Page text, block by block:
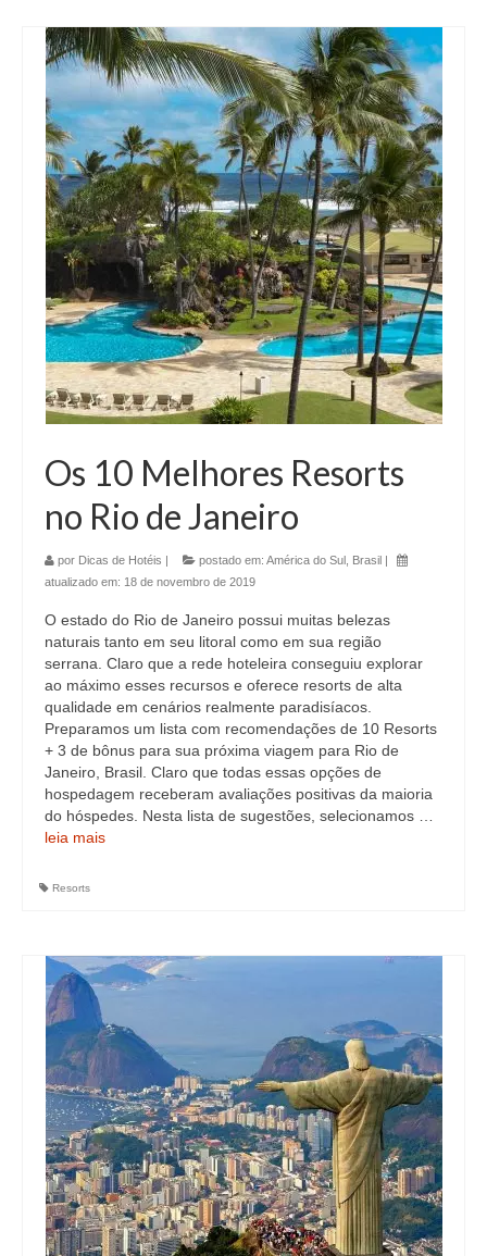
Os 10 Melhores Resorts
no Rio de Janeiro
por Dicas de Hotéis | postado em: América do Sul Brasil |
atualizado em: 18 de novembro de 2019
O estado do Rio de Janeiro possui muitas belezas
naturais tanto em seu litoral como em sua região
serrana. Claro que a rede hoteleira conseguiu explorar
ao máximo esses recursos e oferece resorts de alta
qualidade em cenários realmente paradisíacos.
Preparamos um lista com recomendações de 10 Resorts
+ 3 de bônus para sua próxima viagem para Rio de
Janeiro, Brasil. Claro que todas essas opções de
hospedagem receberam avaliações positivas da maioria
do hóspedes. Nesta lista de sugestões, selecionamos …
leia mais
Resorts